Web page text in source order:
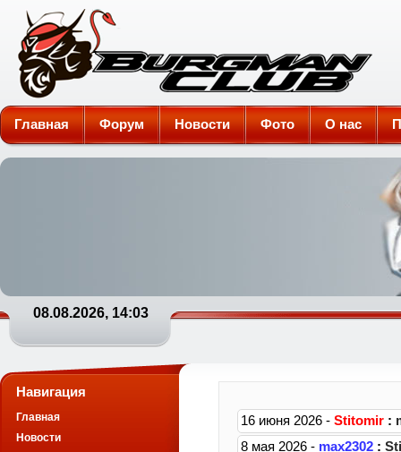
Burgman-Club
Главная Форум Новости Фото О нас
08.08.2026, 14:03
Навигация
Главная
Новости